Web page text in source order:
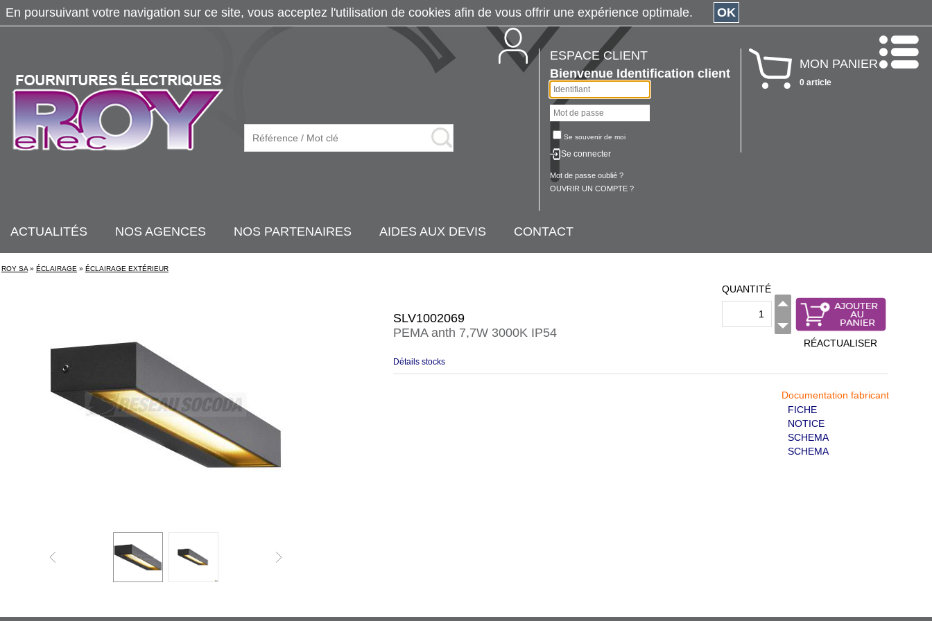
ESPACE CLIENT
Bienvenue Identification client
Se souvenir de moi
Se connecter
Mot de passe oublié ?
OUVRIR UN COMPTE ?
MON PANIER
0 article
ACTUALITÉS NOS AGENCES NOS PARTENAIRES AIDES AUX DEVIS CONTACT
ROY SA » ÉCLAIRAGE » ÉCLAIRAGE EXTÉRIEUR
SLV1002069
PEMA anth 7,7W 3000K IP54
QUANTITÉ
RÉACTUALISER
Détails stocks
Documentation fabricant
FICHE
NOTICE
SCHEMA
SCHEMA
En poursuivant votre navigation sur ce site, vous acceptez l'utilisation de cookies afin de vous offrir une expérience optimale. OK